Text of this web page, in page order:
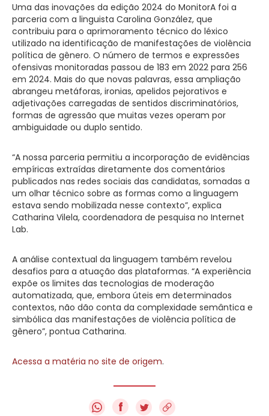
Uma das inovações da edição 2024 do MonitorA foi a
parceria com a linguista Carolina González, que
contribuiu para o aprimoramento técnico do léxico
utilizado na identificação de manifestações de violência
política de gênero. O número de termos e expressões
ofensivas monitoradas passou de 183 em 2022 para 256
em 2024. Mais do que novas palavras, essa ampliação
abrangeu metáforas, ironias, apelidos pejorativos e
adjetivações carregadas de sentidos discriminatórios,
formas de agressão que muitas vezes operam por
ambiguidade ou duplo sentido.
“A nossa parceria permitiu a incorporação de evidências
empíricas extraídas diretamente dos comentários
publicados nas redes sociais das candidatas, somadas a
um olhar técnico sobre as formas como a linguagem
estava sendo mobilizada nesse contexto”, explica
Catharina Vilela, coordenadora de pesquisa no Internet
Lab.
A análise contextual da linguagem também revelou
desafios para a atuação das plataformas. “A experiência
expõe os limites das tecnologias de moderação
automatizada, que, embora úteis em determinados
contextos, não dão conta da complexidade semântica e
simbólica das manifestações de violência política de
gênero”, pontua Catharina.
Acessa a matéria no site de origem.
f